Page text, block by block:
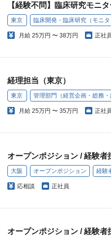
【経験不問】臨床研究モニタ
東京
月給 25万円 〜 38万円 正社
経理担当（東京）
東京 管理部門（経営企画・総務・
月給 25万円 〜 35万円 正社
オープンポジション / 経験者
大阪 オープンポジション 経験
応相談 正社員
オープンポジション / 経験者